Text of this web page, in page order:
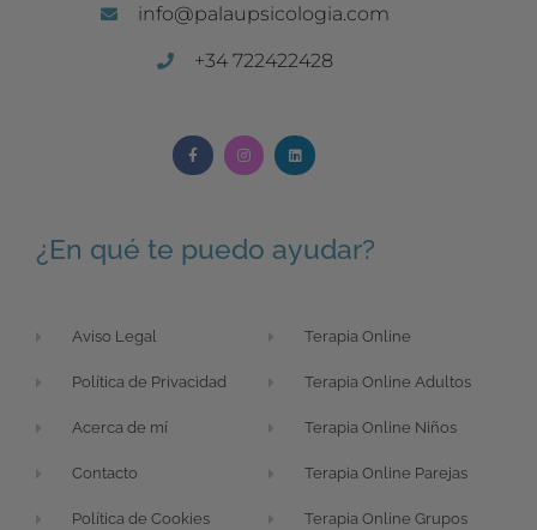
info@palaupsicologia.com
+34 722422428
¿En qué te puedo ayudar?
Aviso Legal
Política de Privacidad
Acerca de mí
Contacto
Política de Cookies
Terapia Online
Terapia Online Adultos
Terapia Online Niños
Terapia Online Parejas
Terapia Online Grupos